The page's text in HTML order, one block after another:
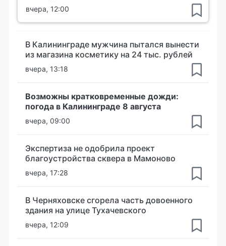
вчера, 12:00
В Калининграде мужчина пытался вынести
из магазина косметику на 24 тыс. рублей
вчера, 13:18
Возможны кратковременные дожди:
погода в Калининграде 8 августа
вчера, 09:00
Экспертиза не одобрила проект
благоустройства сквера в Мамоново
вчера, 17:28
В Черняховске сгорела часть довоенного
здания на улице Тухачевского
вчера, 12:09